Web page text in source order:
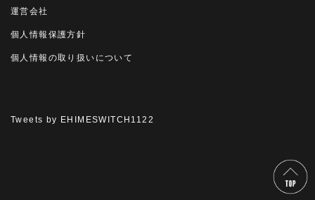
運営会社
個人情報保護方針
個人情報の取り扱いについて
Tweets by EHIMESWITCH1122